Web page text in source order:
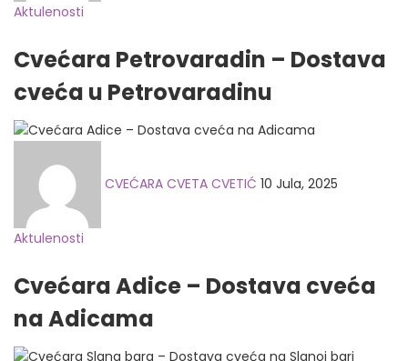
Aktulenosti
Cvećara Petrovaradin – Dostava
cveća u Petrovaradinu
CVEĆARA CVETA CVETIĆ 10 Jula, 2025
Aktulenosti
Cvećara Adice – Dostava cveća
na Adicama